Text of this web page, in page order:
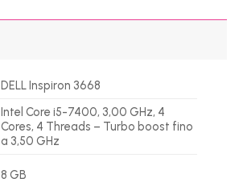
DELL Inspiron 3668
Intel Core i5-7400, 3,00 GHz, 4
Cores, 4 Threads – Turbo boost fino
a 3,50 GHz
8 GB